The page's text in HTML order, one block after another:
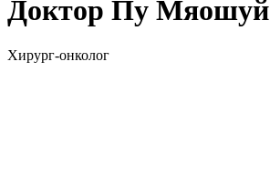
Доктор Пу Мяошуй
Хирург-онколог